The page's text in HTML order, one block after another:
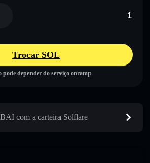
Trocar SOL
pode depender do serviço onramp
com a carteira Solflare